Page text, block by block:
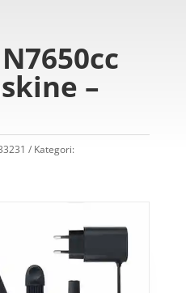
–
Kategori: